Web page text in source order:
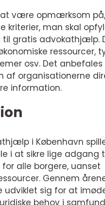
være opmærksom
kriterier, man skal
gratis advokathjælp.
ressourcer,
osv. Det
af organisationerne
information.
i København
i at sikre lige adgang
alle borgere, uanset
Gennem
udviklet sig for at